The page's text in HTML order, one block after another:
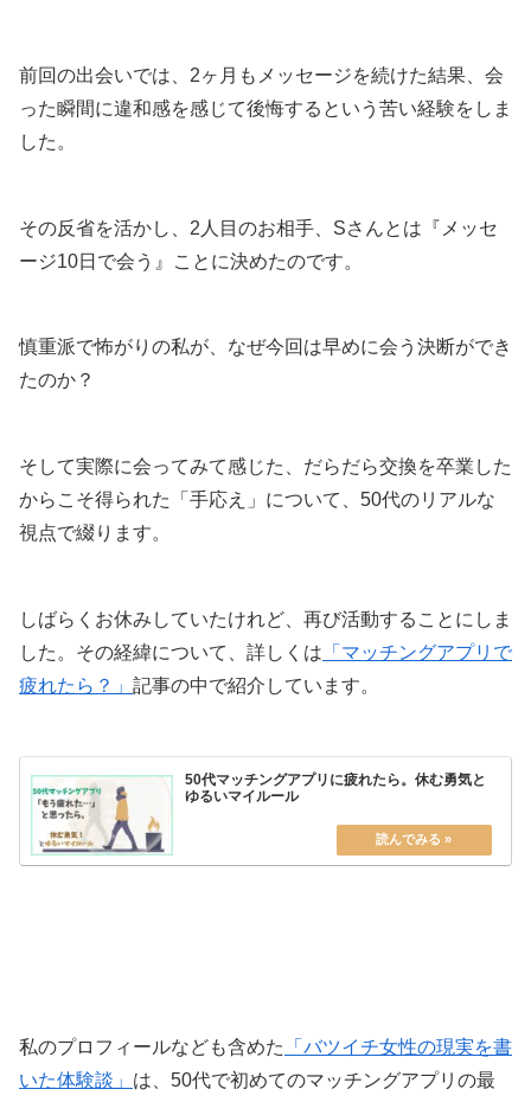
前回の出会いでは、2ヶ月もメッセージを続けた結果、会
った瞬間に違和感を感じて後悔するという苦い経験をしま
した。
その反省を活かし、2人目のお相手、Sさんとは『メッセ
ージ10日で会う』ことに決めたのです。
慎重派で怖がりの私が、なぜ今回は早めに会う決断ができ
たのか？
そして実際に会ってみて感じた、だらだら交換を卒業した
からこそ得られた「手応え」について、50代のリアルな
視点で綴ります。
しばらくお休みしていたけれど、再び活動することにしま
した。その経緯について、詳しくは 「マッチングアプリで
疲れたら？」 記事の中で紹介しています。
50代マッチングアプリに疲れたら。休む勇気と
ゆるいマイルール
私のプロフィールなども含めた
「バツイチ女性の現実を書
いた体験談」 は、50代で初めてのマッチングアプリの最